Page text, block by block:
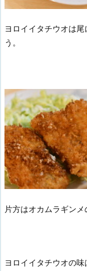
ヨロイイタチウオは
う。
片方はオカムラギンメ
ヨロイイタチウオの